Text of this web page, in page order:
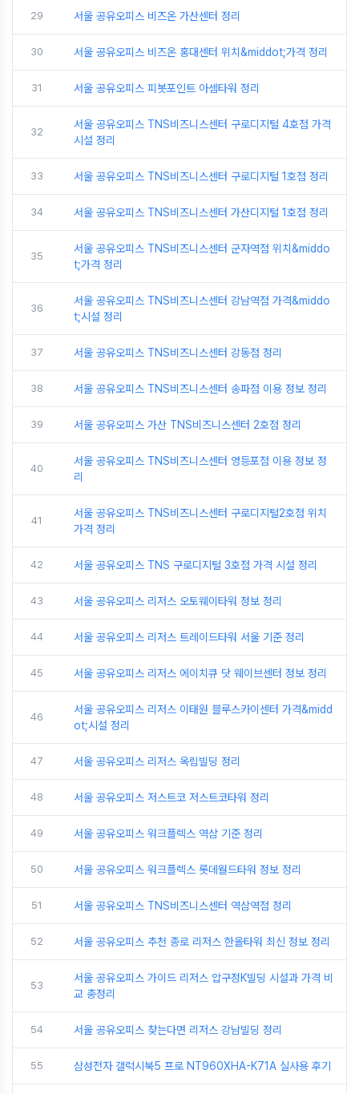
29 서울 공유오피스 비즈온 가산센터 정리
30 서울 공유오피스 비즈온 홍대센터 위치&middot;가격 정리
31 서울 공유오피스 피봇포인트 아셈타워 정리
32
서울 공유오피스 TNS비즈니스센터 구로디지털 4호점 가격
시설 정리
33 서울 공유오피스 TNS비즈니스센터 구로디지털 1호점 정리
34 서울 공유오피스 TNS비즈니스센터 가산디지털 1호점 정리
35
서울 공유오피스 TNS비즈니스센터 군자역점 위치&middo
t;가격 정리
36
서울 공유오피스 TNS비즈니스센터 강남역점 가격&middo
t;시설 정리
37 서울 공유오피스 TNS비즈니스센터 강동점 정리
38 서울 공유오피스 TNS비즈니스센터 송파점 이용 정보 정리
39 서울 공유오피스 가산 TNS비즈니스센터 2호점 정리
40
서울 공유오피스 TNS비즈니스센터 영등포점 이용 정보 정
리
41
서울 공유오피스 TNS비즈니스센터 구로디지털2호점 위치
가격 정리
42 서울 공유오피스 TNS 구로디지털 3호점 가격 시설 정리
43 서울 공유오피스 리저스 오토웨이타워 정보 정리
44 서울 공유오피스 리저스 트레이드타워 서울 기준 정리
45 서울 공유오피스 리저스 에이치큐 닷 웨이브센터 정보 정리
46
서울 공유오피스 리저스 이태원 블루스카이센터 가격&midd
ot;시설 정리
47 서울 공유오피스 리저스 옥림빌딩 정리
48 서울 공유오피스 저스트코 저스트코타워 정리
49 서울 공유오피스 워크플렉스 역삼 기준 정리
50 서울 공유오피스 워크플렉스 롯데월드타워 정보 정리
51 서울 공유오피스 TNS비즈니스센터 역삼역점 정리
52 서울 공유오피스 추천 종로 리저스 한올타워 최신 정보 정리
53
서울 공유오피스 가이드 리저스 압구정K빌딩 시설과 가격 비
교 총정리
54 서울 공유오피스 찾는다면 리저스 강남빌딩 정리
55 삼성전자 갤럭시북5 프로 NT960XHA-K71A 실사용 후기